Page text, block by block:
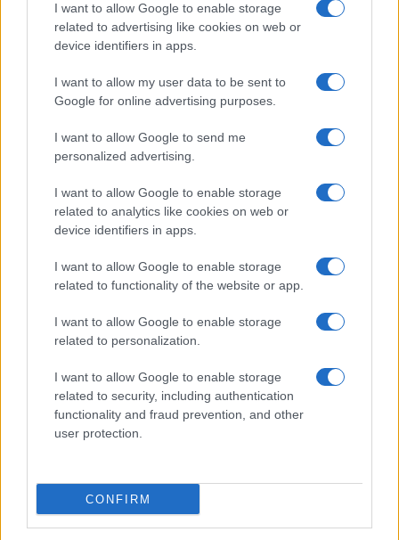
I want to allow Google to enable storage
related to advertising like cookies on web or
device identifiers in apps.
I want to allow my user data to be sent to
Google for online advertising purposes.
I want to allow Google to send me
personalized advertising.
I want to allow Google to enable storage
related to analytics like cookies on web or
device identifiers in apps.
I want to allow Google to enable storage
related to functionality of the website or app.
I want to allow Google to enable storage
related to personalization.
I want to allow Google to enable storage
related to security, including authentication
functionality and fraud prevention, and other
user protection.
CONFIRM
Giorgia Meloni a La Maddalena, la vicesindaco:
“Orgoglio e discrezione per visita privata̶…
Incendio nella notte a Olbia, a fuoco due furgoni
vigili del fuoco a Rudalza
Maddalena, incendio a Monti d’à rena
Le previsioni meteo per il weekend a Olbia e in
Gallura
Michelle Hunziker in Gallura, bella anche dal
vivo: un amico vip svela come fa
accoglienza minori chiude